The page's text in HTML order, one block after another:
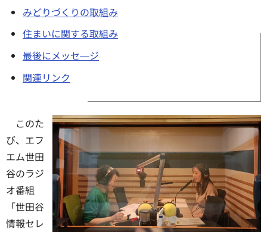
みどりづくりの取組み
住まいに関する取組み
最後にメッセ―ジ
関連リンク
このた
び、エフ
エム世田
谷のラジ
オ番組
「世田谷
情報セレ